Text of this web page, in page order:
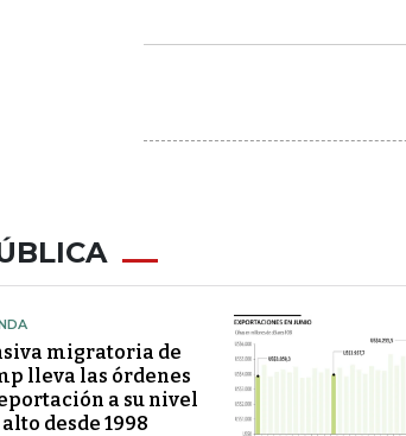
migratoria de
lleva las órdenes
a su nivel
desde 1998